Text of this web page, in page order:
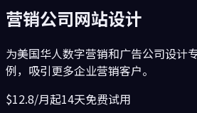
营销公司网站设计
为美国华人数字营销和广告公司设计
例，吸引更多企业营销客户。
$12.8/月起14天免费试用